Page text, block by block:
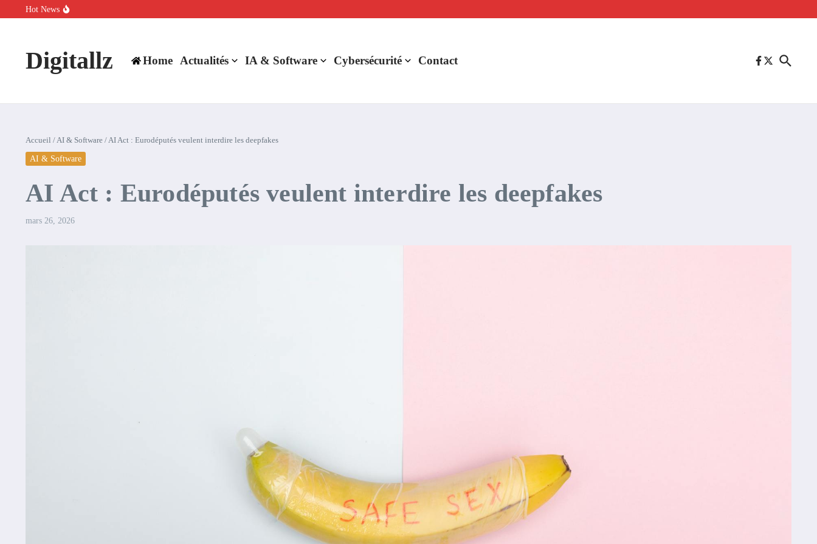
Aller au contenu
Hot News
Comment l’IA simplifie la data de caisse pour la transformer en levier de rentabilité ?
Digitallz Home Actualités IA & Software Cybersécurité Contact
Accueil /AI & Software /AI Act : Eurodéputés veulent interdire les deepfakes
AI & Software
AI Act : Eurodéputés veulent interdire les deepfakes
mars 26, 2026